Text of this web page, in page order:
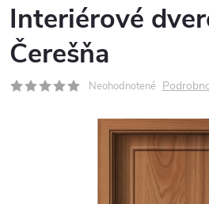
Interiérové
Čerešňa
Neohodnotené